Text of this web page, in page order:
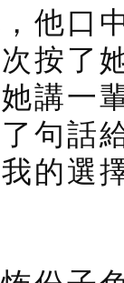
他口
按了
講一
句話
的選